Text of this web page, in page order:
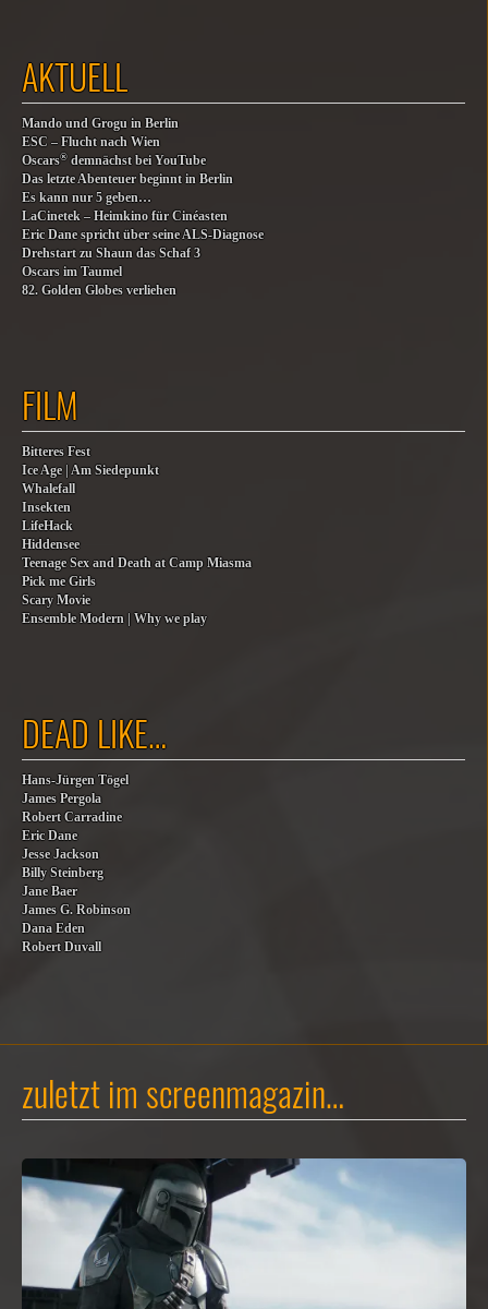
AKTUELL
Mando und Grogu in Berlin
ESC – Flucht nach Wien
Oscars® demnächst bei YouTube
Das letzte Abenteuer beginnt in Berlin
Es kann nur 5 geben…
LaCinetek – Heimkino für Cinéasten
Eric Dane spricht über seine ALS-Diagnose
Drehstart zu Shaun das Schaf 3
Oscars im Taumel
82. Golden Globes verliehen
FILM
Bitteres Fest
Ice Age | Am Siedepunkt
Whalefall
Insekten
LifeHack
Hiddensee
Teenage Sex and Death at Camp Miasma
Pick me Girls
Scary Movie
Ensemble Modern | Why we play
DEAD LIKE…
Hans-Jürgen Tögel
James Pergola
Robert Carradine
Eric Dane
Jesse Jackson
Billy Steinberg
Jane Baer
James G. Robinson
Dana Eden
Robert Duvall
zuletzt im screenmagazin…